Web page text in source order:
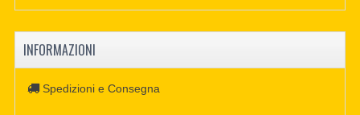
INFORMAZIONI
Spedizioni e Consegna